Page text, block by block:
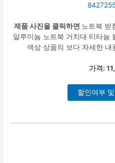
제품 사진을 클릭하면 노트북 받
알루미늄 노트북 거치대 티타늄
색상 상품의 보다 자세한 내
가격:
할인여부